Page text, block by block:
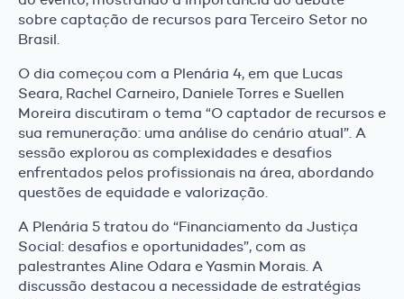
sobre captação de recursos para Terceiro Setor no
Brasil.
O dia começou com a Plenária 4, em que Lucas
Seara, Rachel Carneiro, Daniele Torres e Suellen
Moreira discutiram o tema “O captador de recursos e
sua remuneração: uma análise do cenário atual”. A
sessão explorou as complexidades e desafios
enfrentados pelos profissionais na área, abordando
questões de equidade e valorização.
A Plenária 5 tratou do “Financiamento da Justiça
Social: desafios e oportunidades”, com as
palestrantes Aline Odara e Yasmin Morais. A
discussão destacou a necessidade de estratégias